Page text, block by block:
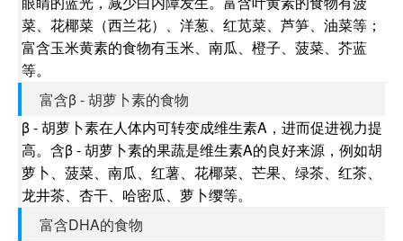
菜、花椰菜（西兰花）、洋葱、红苋菜、芦笋、油菜等；
富含玉米黄素的食物有玉米、南瓜、橙子、菠菜、芥蓝
等。
富含β - 胡萝卜素的食物
β - 胡萝卜素在人体内可转变成维生素A，进而促进视力提
高。含β - 胡萝卜素的果蔬是维生素A的良好来源，例如胡
萝卜、菠菜、南瓜、红薯、花椰菜、芒果、绿茶、红茶、
龙井茶、杏干、哈密瓜、萝卜缨等。
富含DHA的食物